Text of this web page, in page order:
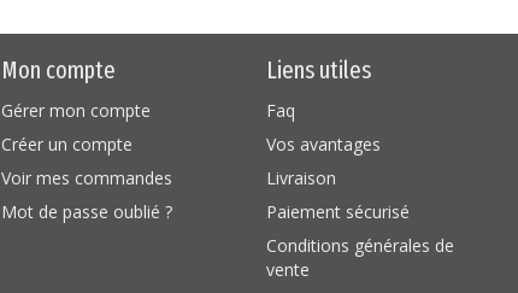
Mon compte
Gérer mon compte
Créer un compte
Voir mes commandes
Mot de passe oublié ?
Liens utiles
Faq
Vos avantages
Livraison
Paiement sécurisé
Conditions générales de
vente